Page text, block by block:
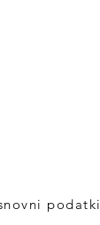
podatki